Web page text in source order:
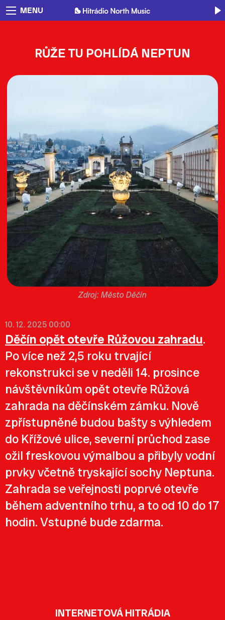
MENU
RŮŽE TU POHLÍDÁ NEPTUN
Město Děčín
10. 12. 2025 00:00
Děčín opět otevře Růžovou zahradu.
Po více než 2,5 roku trvající
rekonstrukci se v neděli 14. prosince
návštěvníkům opět otevře Růžová
zahrada na děčínském zámku. Nově
zpřístupněné budou bašty s výhledem
do Křížové ulice, severní průchod zase
ožil freskovou výmalbou a přibyly vodní
prvky včetně tryskající sochy Neptuna.
Zahrada se veřejnosti poprvé otevře
během adventního trhu, a to od 10 do 17
hodin. Vstupné bude zdarma.
INTERNETOVÁ HITRÁDIA